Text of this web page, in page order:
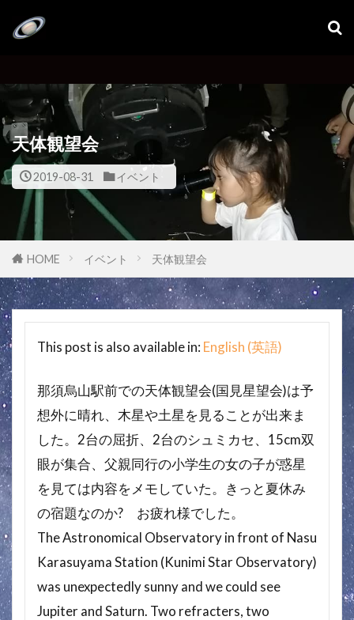
天体観望会
2019-08-31 イベント
HOME イベント 天体観望会
This post is also available in: English (英語)
那須烏山駅前での天体観望会(国見星望会)は予
想外に晴れ、木星や土星を見ることが出来ま
した。2台の屈折、2台のシュミカセ、15cm双
眼が集合、父親同行の小学生の女の子が惑星
を見ては内容をメモしていた。きっと夏休み
の宿題なのか? お疲れ様でした。
The Astronomical Observatory in front of Nasu
Karasuyama Station (Kunimi Star Observatory)
was unexpectedly sunny and we could see
Jupiter and Saturn. Two refracters, two